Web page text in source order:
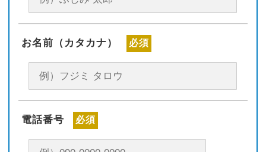
お名前（カタカナ） 必須
電話番号 必須